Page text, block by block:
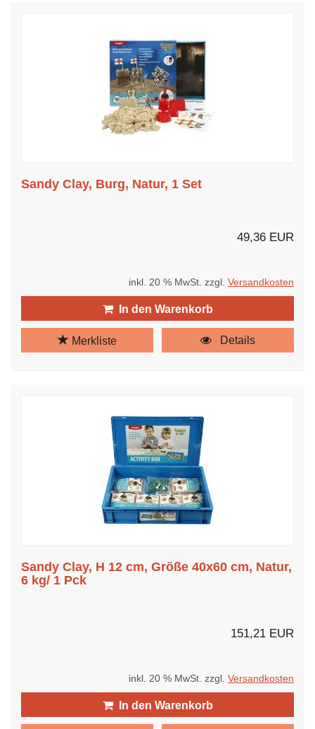
Sandy Clay, Burg, Natur, 1 Set
49,36 EUR
inkl. 20 % MwSt. zzgl. Versandkosten
In den Warenkorb
Merkliste Details
Sandy Clay, H 12 cm, Größe 40x60 cm, Natur,
6 kg/ 1 Pck
151,21 EUR
inkl. 20 % MwSt. zzgl. Versandkosten
In den Warenkorb